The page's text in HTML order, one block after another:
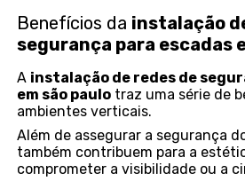
Benefícios da instalação
segurança para escadas
A instalação de redes de
em são paulo traz uma série de
ambientes verticais.
Além de assegurar a segurança
também contribuem para a
comprometer a visibilidade ou a